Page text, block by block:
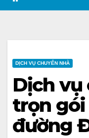
DỊCH VỤ CHUYỂN NHÀ
Dịch vụ
trọn gói
đường